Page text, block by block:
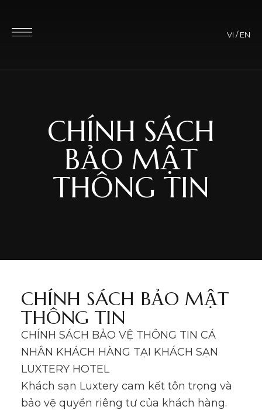
VI /EN
CHÍNH SÁCH
BẢO MẬT
THÔNG TIN
CHÍNH SÁCH BẢO MẬT
THÔNG TIN
CHÍNH SÁCH BẢO VỆ THÔNG TIN CÁ
NHÂN KHÁCH HÀNG TẠI KHÁCH SẠN
LUXTERY HOTEL
Khách sạn Luxtery cam kết tôn trọng và
bảo vệ quyền riêng tư của khách hàng.